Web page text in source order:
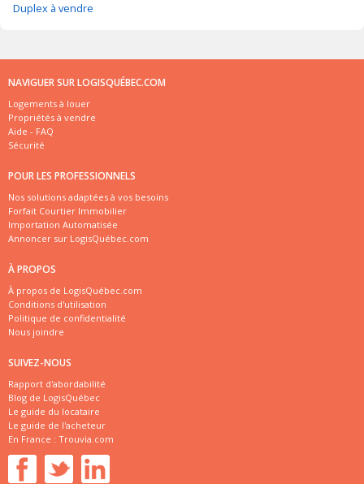
Duplex à vendre
NAVIGUER SUR LOGISQUÉBEC.COM
Logements à louer
Propriétés à vendre
Aide - FAQ
Sécurité
POUR LES PROFESSIONNELS
Nos solutions adaptées à vos besoins
Forfait Courtier Immobilier
Importation Automatisée
Annoncer sur LogisQuébec.com
À PROPOS
À propos de LogisQuébec.com
Conditions d'utilisation
Politique de confidentialité
Nous joindre
SUIVEZ-NOUS
Rapport d'abordabilité
Blog de LogisQuébec
Le guide du locataire
Le guide de l'acheteur
En France : Trouvia.com